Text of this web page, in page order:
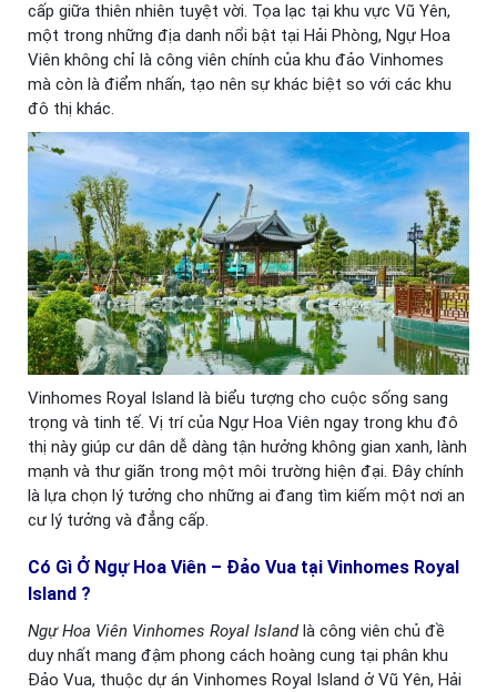
cấp giữa thiên nhiên tuyệt vời. Tọa lạc tại khu vực Vũ Yên,
một trong những địa danh nổi bật tại Hải Phòng, Ngự Hoa
Viên không chỉ là công viên chính của khu đảo Vinhomes
mà còn là điểm nhấn, tạo nên sự khác biệt so với các khu
đô thị khác.
Vinhomes Royal Island là biểu tượng cho cuộc sống sang
trọng và tinh tế. Vị trí của Ngự Hoa Viên ngay trong khu đô
thị này giúp cư dân dễ dàng tận hưởng không gian xanh, lành
mạnh và thư giãn trong một môi trường hiện đại. Đây chính
là lựa chọn lý tưởng cho những ai đang tìm kiếm một nơi an
cư lý tưởng và đẳng cấp.
Có Gì Ở Ngự Hoa Viên – Đảo Vua tại Vinhomes Royal
Island ?
Ngự Hoa Viên Vinhomes Royal Islandlà công viên chủ đề
duy nhất mang đậm phong cách hoàng cung tại phân khu
Đảo Vua, thuộc dự án Vinhomes Royal Island ở Vũ Yên, Hải